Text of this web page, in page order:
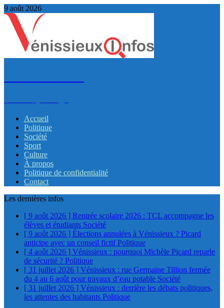
9 août 2026
Accueil
Politique
Société
Sport
Culture
À propos
Politique de confidentialité
Contact
Les dernières infos
[ 9 août 2026 ] Rentrée scolaire 2026 : TCL accompagne les
élèves et étudiants Société
[ 9 août 2026 ] Élections annulées à Vénissieux ? Picard
anticipe avec un conseil fictifPolitique
[ 4 août 2026 ] Vénissieux : pourquoi Michèle Picard reparle
de sécurité ? Politique
[ 31 juillet 2026 ] Vénissieux : rue Germaine Tillion fermée
du 4 au 6 août pour travaux d’eau potable Société
[ 31 juillet 2026 ] Vénissieux : derrière les débats politiques,
les attentes des habitants Politique